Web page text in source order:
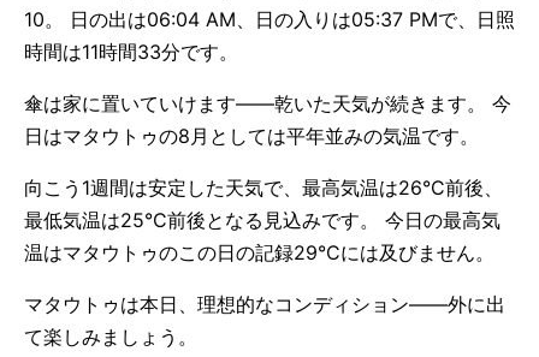
10。 日の出は06:04 AM、日の入りは05:37 PMで、日照
時間は11時間33分です。
傘は家に置いていけます——乾いた天気が続きます。 今
日はマタウトゥの8月としては平年並みの気温です。
向こう1週間は安定した天気で、最高気温は26°C前後、
最低気温は25°C前後となる見込みです。 今日の最高気
温はマタウトゥのこの日の記録29°Cには及びません。
マタウトゥは本日、理想的なコンディション——外に出
て楽しみましょう。